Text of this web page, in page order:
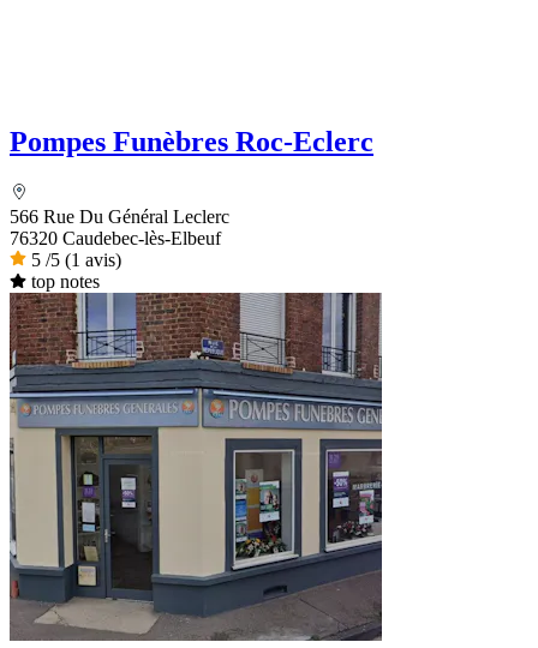
Pompes Funèbres Roc-Eclerc
566 Rue Du Général Leclerc
76320 Caudebec-lès-Elbeuf
5 /5 (1 avis)
top notes